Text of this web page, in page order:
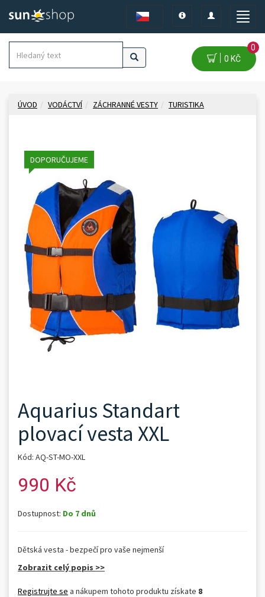
Toggle
Toggle
navigation
Toggle
0 KČ
0
ÚVOD VODÁCTVÍ ZÁCHRANNÉ VESTY TURISTIKA
DOPORUČUJEME
Aquarius Standart
plovací vesta XXL
Kód: AQ-ST-MO-XXL
990 Kč
Dostupnost: Do 7 dnů
Dětská vesta - bezpečí pro vaše nejmenší
Zobrazit celý popis >>
Registrujte se a nákupem tohoto produktu získate 8